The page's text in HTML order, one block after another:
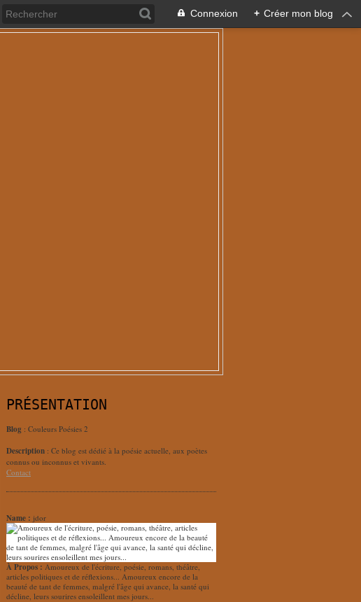
Connexion + Créer mon blog
PRÉSENTATION
Blog : Couleurs Poésies 2
Description : Ce blog est dédié à la poésie actuelle, aux poètes
connus ou inconnus et vivants.
Contact
Name : jdor
À Propos : Amoureux de l'écriture, poésie, romans, théâtre,
articles politiques et de réflexions... Amoureux encore de la
beauté de tant de femmes, malgré l'âge qui avance, la santé qui
décline, leurs sourires ensoleillent mes jours...